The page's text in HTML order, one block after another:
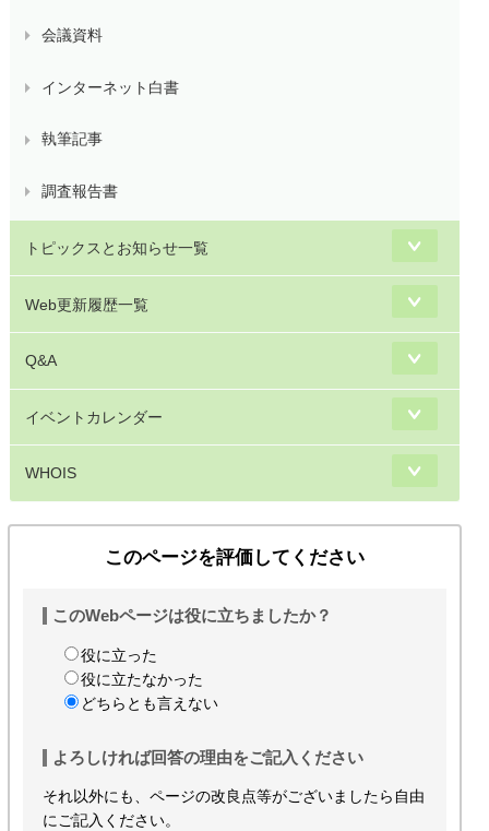
会議資料
インターネット白書
執筆記事
調査報告書
トピックスとお知らせ一覧
Web更新履歴一覧
Q&A
イベントカレンダー
WHOIS
このページを評価してください
このWebページは役に立ちましたか？
役に立った
役に立たなかった
どちらとも言えない
よろしければ回答の理由をご記入ください
それ以外にも、ページの改良点等がございましたら自由
にご記入ください。